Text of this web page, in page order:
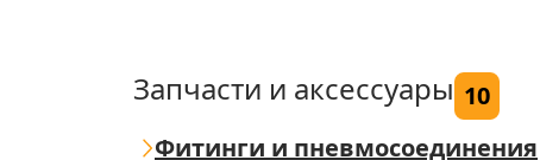
Запчасти и аксессуары 10
Фитинги и пневмосоединения